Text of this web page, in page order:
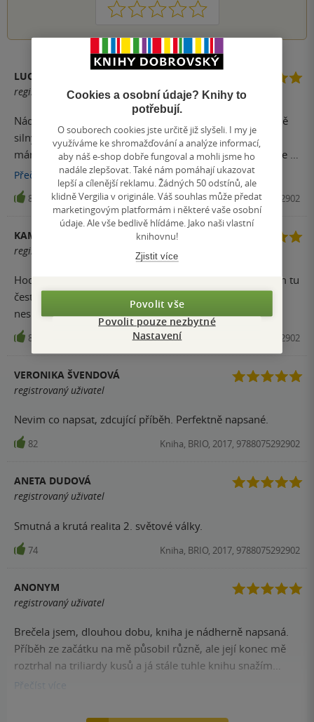
1 2 3 4 5
LUCIE ŘÍHOVÁ
registrovaný uživatel
Nádherná, i když smutná knížka. Na poprvé to byl hodně
silný zážitek. Jak už jsem někde v komentáři zmiňovala,
mám ráda knihy o válce, pokud nerozebírají jen boje, ale v
popředí stojí lidský příběh a válka je trošku v pozdí. Viděla
jsem i film, který je myslím dost povedený.
Přečíst více
88 Kniha, BRIO, 2017, 9788075292902
KAMILA
registrovaný uživatel
Hodně smutná knížka, ale perfektně napsaná. Měla jsem tu
čest, setkat se s autorem letos na Veletrhu knih. Byl
neskutečně příjemný. Píše skvěle.
84 Kniha, BRIO, 2017, 9788075292902
VERONIKA ŠVENDOVÁ
registrovaný uživatel
Nevim co napsat, zdcující příběh. Perfektně napsané.
82 Kniha, BRIO, 2017, 9788075292902
ANETA DUDOVÁ
registrovaný uživatel
Smutná a krutá realita 2. světové války.
74 Kniha, BRIO, 2017, 9788075292902
ANONYM
registrovaný uživatel
Brečela jsem, dlouhou dobu, kniha je nádherně napsaná.
Příběh ze začátku na mě působil různě, ale její konec mě
roztrhal na triliardy kusů a já stále tuhle knihu snažím
rozdýchávat. Nepopsatelné dílo.
Přečíst
Cookies a osobní údaje? Knihy to
potřebují.
O souborech cookies jste určitě již slyšeli. I my je
využíváme ke shromažďování a analýze informací,
aby náš e-shop dobře fungoval a mohli jsme ho
nadále zlepšovat. Také nám pomáhají ukazovat
lepší a cílenější reklamu. Žádných 50 odstínů, ale
klidně Vergilia v originále. Váš souhlas může předat
marketingovým platformám i některé vaše osobní
údaje. Ale vše bedlivě hlídáme. Jako naši vlastní
knihovnu!
Zjistit více
Povolit vše
Povolit pouze nezbytné
Nastavení